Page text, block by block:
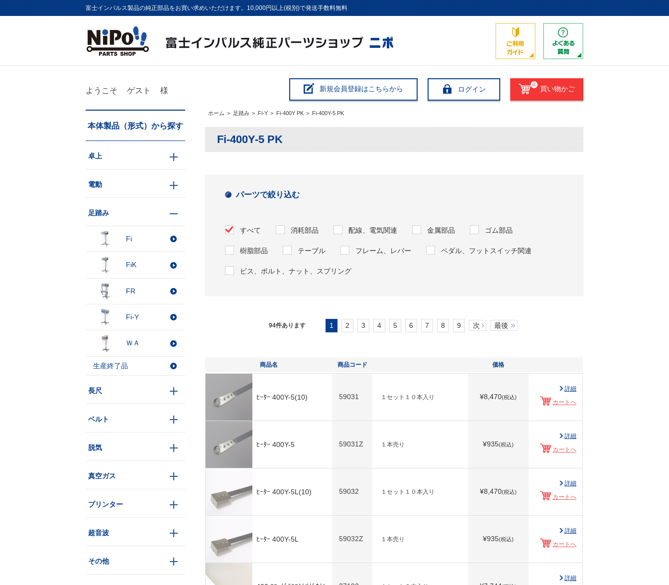
富士インパルス製品の純正部品をお買い求めいただけます。10,000円以上(税別)で発送手数料無料
ようこそ ゲスト 様 新規会員登録はこちらから ログイン
0
買い物かご
ホーム > 足踏み > Fi-Y > Fi-400Y PK > Fi-400Y-5 PK
Fi-400Y-5 PK
パーツで絞り込む
すべて 消耗部品 配線、電気関連 金属部品 ゴム部品
樹脂部品 テーブル フレーム、レバー ペダル、フットスイッチ関連
ビス、ボルト、ナット、スプリング
94件あります 1 2 3 4 5 6 7 8 9 次 最後
商品名 商品コード 価格
ﾋｰﾀｰ 400Y-5(10) 59031 １セット１０本入り ¥8,470(税込)
詳細
カートへ
ﾋｰﾀｰ 400Y-5 59031Z １本売り ¥935(税込)
詳細
カートへ
ﾋｰﾀｰ 400Y-5L(10) 59032 １セット１０本入り ¥8,470(税込)
詳細
カートへ
ﾋｰﾀｰ 400Y-5L 59032Z １本売り ¥935(税込)
詳細
カートへ
詳細
本体製品（形式）から探す
卓上
電動
足踏み
Fi
FiK
FR
Fi-Y
ＷＡ
生産終了品
長尺
ベルト
脱気
真空ガス
プリンター
超音波
その他